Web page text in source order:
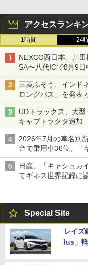
アクセスランキ
1時間 24
NEXCO西日本、川
SA〜八代ICで8月9
三菱ふそう、インド
ロングバス」を発表
バス
UDトラックス、大
キャブトラクタ追加
2026年7月の車名別
台で乗用車36位、「
日産、「キャシュカ
てギネス世界記録に
Special Site
レイズ
lus」